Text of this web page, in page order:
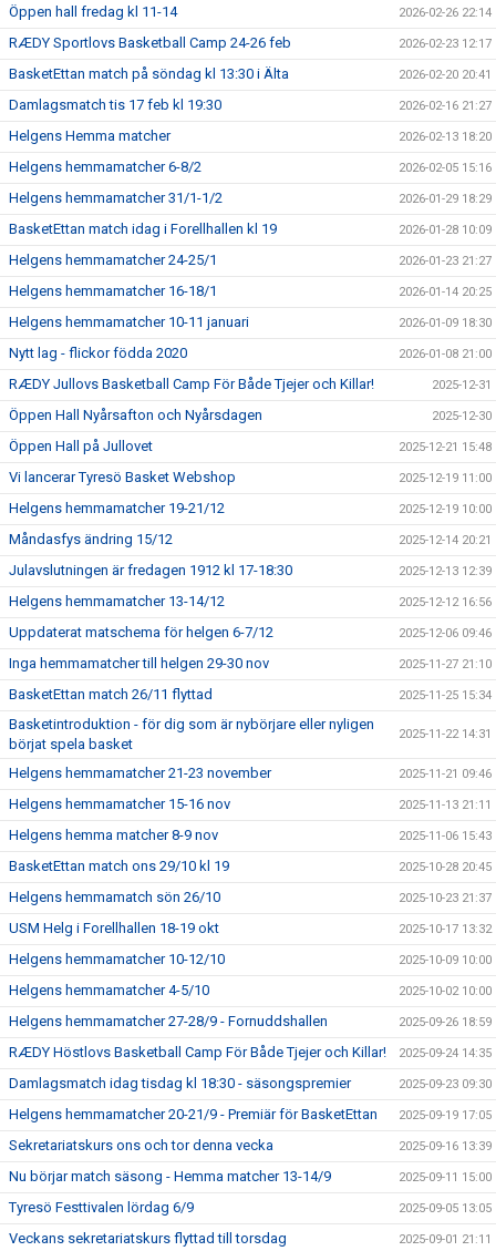
Öppen hall fredag kl 11-14 2026-02-26 22:14
RÆDY Sportlovs Basketball Camp 24-26 feb 2026-02-23 12:17
BasketEttan match på söndag kl 13:30 i Älta 2026-02-20 20:41
Damlagsmatch tis 17 feb kl 19:30 2026-02-16 21:27
Helgens Hemma matcher 2026-02-13 18:20
Helgens hemmamatcher 6-8/2 2026-02-05 15:16
Helgens hemmamatcher 31/1-1/2 2026-01-29 18:29
BasketEttan match idag i Forellhallen kl 19 2026-01-28 10:09
Helgens hemmamatcher 24-25/1 2026-01-23 21:27
Helgens hemmamatcher 16-18/1 2026-01-14 20:25
Helgens hemmamatcher 10-11 januari 2026-01-09 18:30
Nytt lag - flickor födda 2020 2026-01-08 21:00
RÆDY Jullovs Basketball Camp För Både Tjejer och Killar! 2025-12-31
Öppen Hall Nyårsafton och Nyårsdagen 2025-12-30
Öppen Hall på Jullovet 2025-12-21 15:48
Vi lancerar Tyresö Basket Webshop 2025-12-19 11:00
Helgens hemmamatcher 19-21/12 2025-12-19 10:00
Måndasfys ändring 15/12 2025-12-14 20:21
Julavslutningen är fredagen 1912 kl 17-18:30 2025-12-13 12:39
Helgens hemmamatcher 13-14/12 2025-12-12 16:56
Uppdaterat matschema för helgen 6-7/12 2025-12-06 09:46
Inga hemmamatcher till helgen 29-30 nov 2025-11-27 21:10
BasketEttan match 26/11 flyttad 2025-11-25 15:34
Basketintroduktion - för dig som är nybörjare eller nyligen
börjat spela basket
2025-11-22 14:31
Helgens hemmamatcher 21-23 november 2025-11-21 09:46
Helgens hemmamatcher 15-16 nov 2025-11-13 21:11
Helgens hemma matcher 8-9 nov 2025-11-06 15:43
BasketEttan match ons 29/10 kl 19 2025-10-28 20:45
Helgens hemmamatch sön 26/10 2025-10-23 21:37
USM Helg i Forellhallen 18-19 okt 2025-10-17 13:32
Helgens hemmamatcher 10-12/10 2025-10-09 10:00
Helgens hemmamatcher 4-5/10 2025-10-02 10:00
Helgens hemmamatcher 27-28/9 - Fornuddshallen 2025-09-26 18:59
RÆDY Höstlovs Basketball Camp För Både Tjejer och Killar! 2025-09-24 14:35
Damlagsmatch idag tisdag kl 18:30 - säsongspremier 2025-09-23 09:30
Helgens hemmamatcher 20-21/9 - Premiär för BasketEttan 2025-09-19 17:05
Sekretariatskurs ons och tor denna vecka 2025-09-16 13:39
Nu börjar match säsong - Hemma matcher 13-14/9 2025-09-11 15:00
Tyresö Festtivalen lördag 6/9 2025-09-05 13:05
Veckans sekretariatskurs flyttad till torsdag 2025-09-01 21:11